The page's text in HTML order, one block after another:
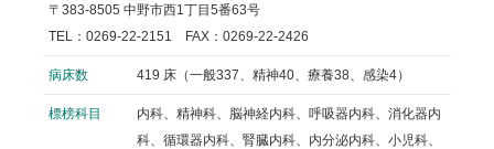
〒383-8505 中野市西1丁目5番63号
TEL：0269-22-2151 FAX：0269-22-2426
病床数 419 床（一般337、精神40、療養38、感染4）
標榜科目
内科、精神科、脳神経内科、呼吸器内科、消化器内
科、循環器内科、腎臓内科、内分泌内科、小児科、